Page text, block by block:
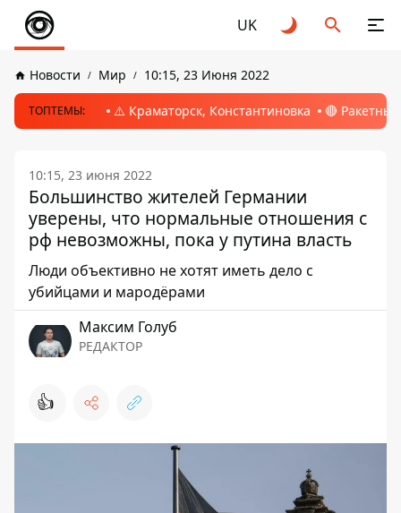
UK
Новости Мир 10:15, 23 Июня 2022
ТОПТЕМЫ: ⚠️ Краматорск, Константиновка 🔴
10:15, 23 июня 2022
Большинство жителей Германии
уверены, что нормальные отношения с
рф невозможны, пока у путина власть
Люди объективно не хотят иметь дело с
убийцами и мародёрами
Максим Голуб
РЕДАКТОР
👍